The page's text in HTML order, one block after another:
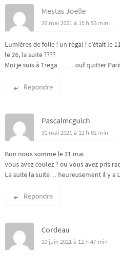
Mestas Joelle
26 mai 2021 à 15 h 53 min
Lumières de folie ! un régal ! c’était le
le 26, la suite ????
Moi je suis à Trega ……. ouf quitter
Répondre
Pascalmcguich
31 mai 2021 à 12 h 02 min
Bon nous somme le 31 mai…
vous avez coulez ? ou vous avez pris
La suite la suite… heureusement il y a
Répondre
Cordeau
10 juin 2021 à 12 h 47 min